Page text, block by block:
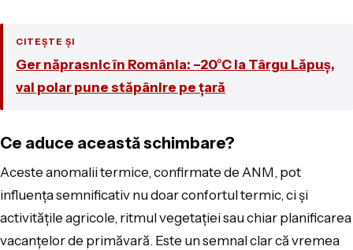
CITEȘTE ȘI
Ger năprasnic în România: –20°C la Târgu Lăpuș,
val polar pune stăpânire pe țară
Ce aduce această schimbare?
Aceste anomalii termice, confirmate de ANM, pot
influența semnificativ nu doar confortul termic, ci și
activitățile agricole, ritmul vegetației sau chiar planificarea
vacanțelor de primăvară. Este un semnal clar că vremea